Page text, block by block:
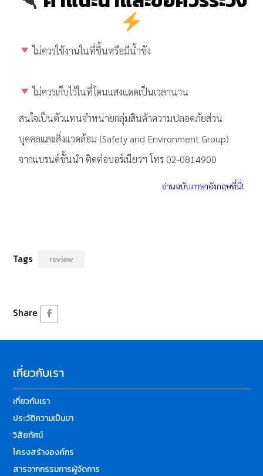
ไม่ควรใช้งานในที่ชื้นหรือมีน้ำขัง
ไม่ควรเก็บไว้ในที่โดนแสงแดดเป็นเวลานาน
สนใจเป็นตัวแทนจำหน่ายกลุ่มสินค้าความปลอดภัยส่วน
บุคคลและสิ่งแวดล้อม (Safety and Environment Group)
จากแบรนด์ชั้นนำ ติดต่อบอร์เนียวฯ โทร 02-0814900
อ่านฉบับภาษาอังกฤษที่นี่!
Tags review
Share
เกี่ยวกับเรา
เกี่ยวกับเรา
ประวัติความเป็นมา
วิสัยทัศน์
โครงสร้างองค์กร
สารจากกรรมการผู้จัดการ